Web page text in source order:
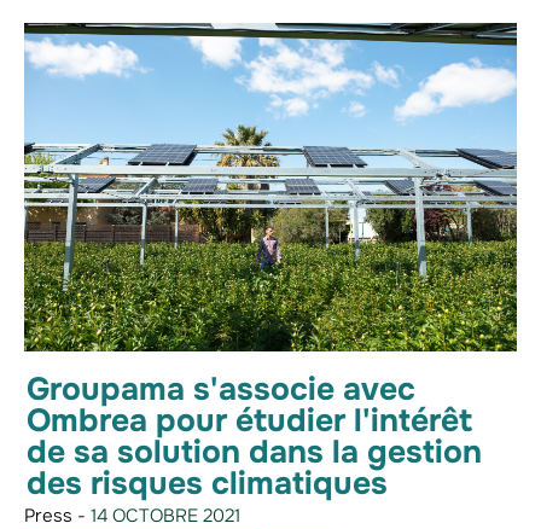
Groupama s'associe avec
Ombrea pour étudier l'intérêt
de sa solution dans la gestion
des risques climatiques
Press - 14 OCTOBRE 2021